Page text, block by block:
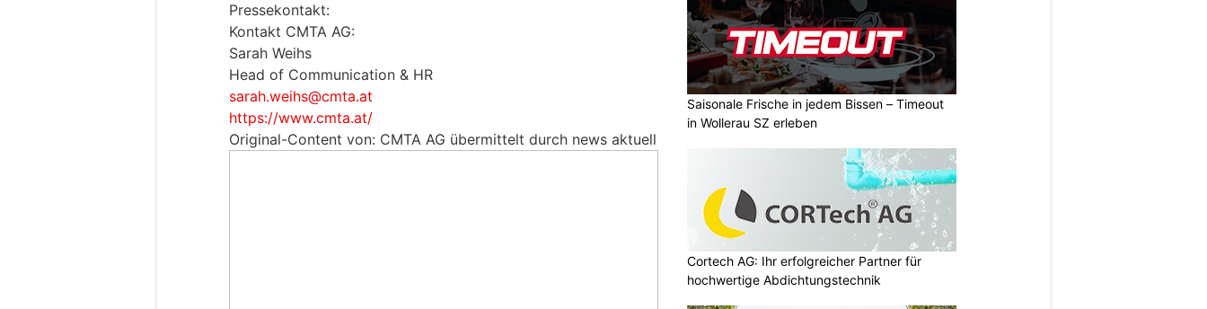
Pressekontakt:
Kontakt CMTA AG:
Sarah Weihs
Head of Communication & HR
sarah.weihs@cmta.at
https://www.cmta.at/
Original-Content von: CMTA AG übermittelt durch news aktuell
Saisonale Frische in jedem Bissen – Timeout
in Wollerau SZ erleben
Cortech AG: Ihr erfolgreicher Partner für
hochwertige Abdichtungstechnik